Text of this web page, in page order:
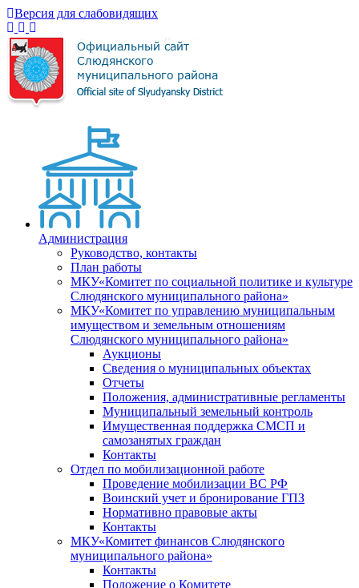
Версия для слабовидящих
Администрация
Руководство, контакты
План работы
МКУ«Комитет по социальной политике и культуре
Слюдянского муниципального района»
МКУ«Комитет по управлению муниципальным
имуществом и земельным отношениям
Слюдянского муниципального района»
Аукционы
Сведения о муниципальных объектах
Отчеты
Положения, административные регламенты
Муниципальный земельный контроль
Имущественная поддержка СМСП и
самозанятых граждан
Контакты
Отдел по мобилизационной работе
Проведение мобилизации ВС РФ
Воинский учет и бронирование ГПЗ
Нормативно правовые акты
Контакты
МКУ«Комитет финансов Слюдянского
муниципального района»
Контакты
Положение о Комитете